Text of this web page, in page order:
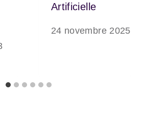
Artificielle
24 novembre 2025